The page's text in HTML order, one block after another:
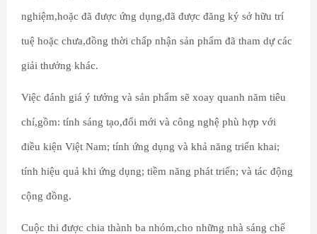
nghiệm,hoặc đã được ứng dụng,đã được đăng ký sở hữu trí
tuệ hoặc chưa,đồng thời chấp nhận sản phẩm đã tham dự các
giải thưởng khác.
Việc đánh giá ý tưởng và sản phẩm sẽ xoay quanh năm tiêu
chí,gồm: tính sáng tạo,đổi mới và công nghệ phù hợp với
điều kiện Việt Nam; tính ứng dụng và khả năng triển khai;
tính hiệu quả khi ứng dụng; tiềm năng phát triển; và tác động
cộng đồng.
Cuộc thi được chia thành ba nhóm,cho những nhà sáng chế